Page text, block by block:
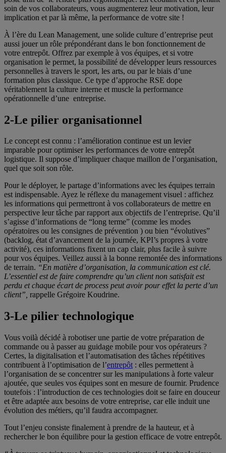
soin de vos collaborateurs, vous augmenterez leur motivation, leur
implication et par là même, la performance de votre site !
À l’ère du Lean Management, une solide culture d’entreprise peut
aussi jouer un rôle prépondérant dans le bon fonctionnement de
votre entrepôt. Offrez par exemple à vos équipes, et si votre
organisation le permet, la possibilité de développer leurs ressources
personnelles à travers le sport, les arts, ou par le biais d’une
formation plus classique. Ce type d’approche RSE dope
véritablement la culture interne et muscle la performance
opérationnelle d’une entreprise.
2-Le pilier organisationnel
Le concept est connu : l’amélioration continue est un levier
imparable pour optimiser les performances de votre entrepôt
logistique. Il suppose d’impliquer chaque maillon de l’organisation,
quel que soit son rôle.
Pour le déployer, le partage d’informations avec les équipes terrain
est indispensable. Ayez le réflexe du management visuel : affichez
les informations qui permettront à vos collaborateurs de mettre en
perspective leur tâche par rapport aux objectifs de l’entreprise. Qu’il
s’agisse d’informations de “long terme” (comme les modes
opératoires ou les consignes de prévention ) ou bien “évolutives”
(backlog, état d’avancement de la journée, KPI’s propres à votre
activité), ces informations fixent un cap clair, plus facile à suivre
pour vos équipes. Veillez aussi à la bonne remontée des informations
de terrain. “En matière d’organisation, la communication est clé.
L’essentiel est de faire comprendre qu’un client non satisfait est
perdu et chaque écart de process peut avoir pour effet la perte d’un
client”, rappelle Grégoire Koudrine.
3-Le pilier technologique
Vous voilà décidé à robotiser une partie de votre préparation de
commande ou à passer au guidage mobile pour vos opérateurs ?
Certes, la digitalisation et l’automatisation des tâches répétitives
contribuent à l’optimisation de l’entrepôt : elles permettent à
l’organisation de se concentrer sur les manipulations à forte valeur
ajoutée, que seules vos équipes sont en mesure de fournir. Prudence
toutefois : l’introduction de ces technologies doit se faire en douceur
et être adaptée aux besoins de votre entreprise, car elle induit une
évolution des métiers, qu’il faudra accompagner.
Tout l’enjeu consiste finalement à prendre de la hauteur, et à
rechercher le bon équilibre pour la gestion efficace de votre entrepôt.